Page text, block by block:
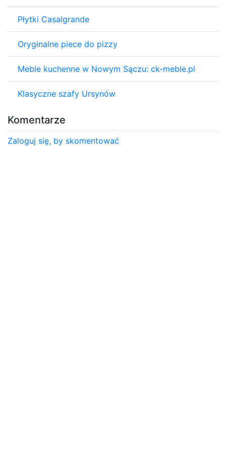
Płytki Casalgrande
Oryginalne piece do pizzy
Meble kuchenne w Nowym Sączu: ck-meble.pl
Klasyczne szafy Ursynów
Komentarze
Zaloguj się, by skomentować